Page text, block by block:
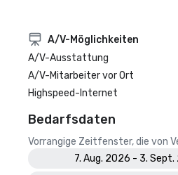
A/V-Möglichkeiten
A/V-Ausstattung
A/V-Mitarbeiter vor Ort
Highspeed-Internet
Bedarfsdaten
Vorrangige Zeitfenster, die von
7. Aug. 2026 - 3.